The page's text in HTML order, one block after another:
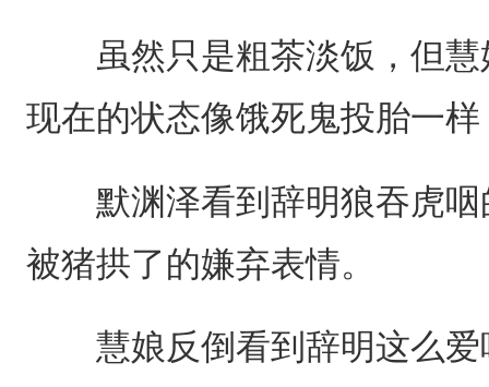
虽然只是粗茶淡饭，但慧
现在的状态像饿死鬼投胎一
默渊泽看到辞明狼吞虎咽
被猪拱了的嫌弃表情。
慧娘反倒看到辞明这么爱